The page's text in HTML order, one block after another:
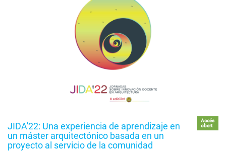
JIDA'22: Una experiencia de aprendizaje en
un máster arquitectónico basada en un
proyecto al servicio de la comunidad
Accés
obert